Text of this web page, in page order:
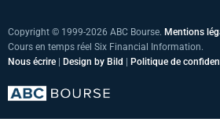
Copyright © 1999-2026 ABC Bourse. Mentions
Cours en temps réel Six Financial Information.
Nous écrire | Design by Bild | Politique de